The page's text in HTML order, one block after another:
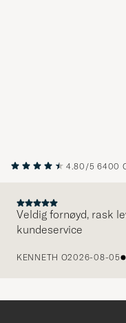
4.80/5 6400
Veldig fornøyd, rask
kundeservice
KENNETH O2026-08-05